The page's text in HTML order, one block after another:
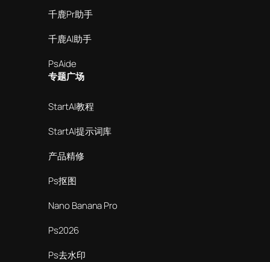
千鹿Pr助手
千鹿AI助手
PsAide
专题广场
StartAI教程
StartAI提示词库
产品精修
Ps抠图
Nano Banana Pro
Ps2026
Ps去水印